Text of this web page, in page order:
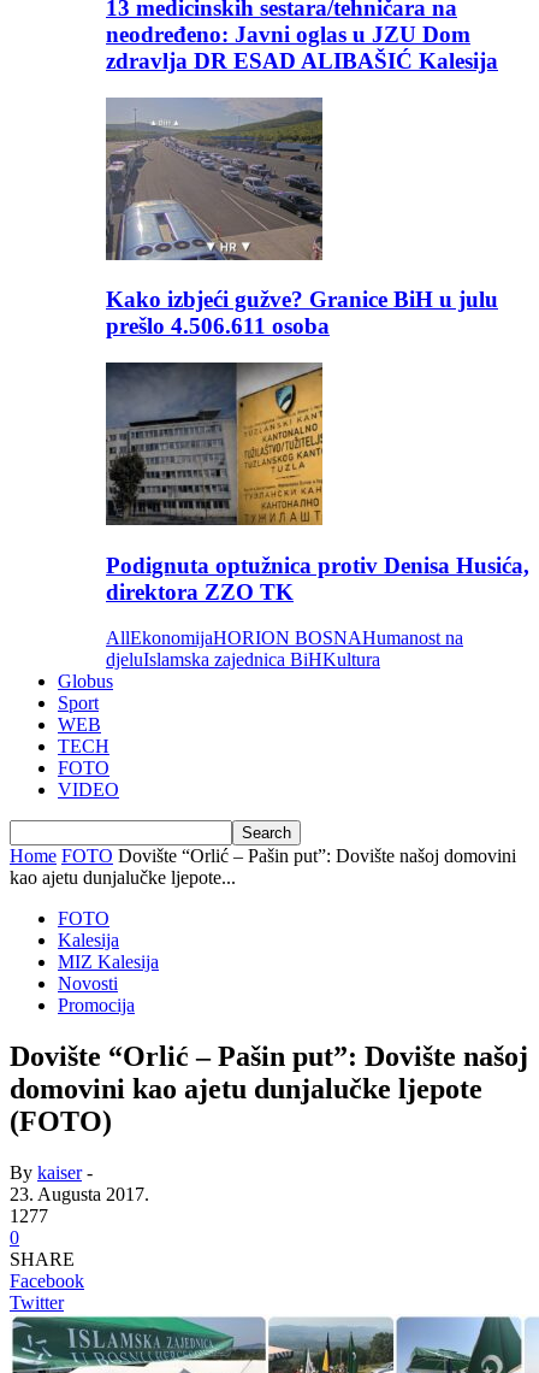
13 medicinskih sestara/tehničara na
neodređeno: Javni oglas u JZU Dom
zdravlja DR ESAD ALIBAŠIĆ Kalesija
Kako izbjeći gužve? Granice BiH u julu
prešlo 4.506.611 osoba
Podignuta optužnica protiv Denisa Husića,
direktora ZZO TK
AllEkonomijaHORION BOSNAHumanost na
djeluIslamska zajednica BiHKultura
Globus
Sport
WEB
TECH
FOTO
VIDEO
Home FOTO Dovište “Orlić – Pašin put”: Dovište našoj domovini
kao ajetu dunjalučke ljepote...
FOTO
Kalesija
MIZ Kalesija
Novosti
Promocija
Dovište “Orlić – Pašin put”: Dovište našoj
domovini kao ajetu dunjalučke ljepote
(FOTO)
By kaiser-
23. Augusta 2017.
1277
0
SHARE
Facebook
Twitter